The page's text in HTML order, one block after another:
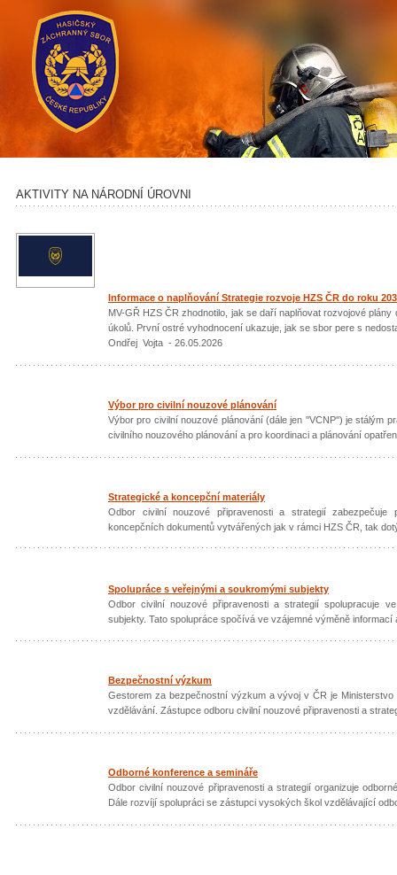
AKTIVITY NA NÁRODNÍ ÚROVNI
Informace o naplňování Strategie rozvoje HZS ČR do roku
MV-GŘ HZS ČR zhodnotilo, jak se daří naplňovat rozvojové
úkolů. První ostré vyhodnocení ukazuje, jak se sbor pere s
Ondřej Vojta - 26.05.2026
Výbor pro civilní nouzové plánování
Výbor pro civilní nouzové plánování (dále jen ''VCNP'') je stálým
civilního nouzového plánování a pro koordinaci a plánování
Strategické a koncepční materiály
Odbor civilní nouzové připravenosti a strategií
koncepčních dokumentů vytvářených jak v rámci HZS ČR, tak
Spolupráce s veřejnými a soukromými subjekty
Odbor civilní nouzové připravenosti a strategií spolupracuje
subjekty. Tato spolupráce spočívá ve vzájemné výměně
Bezpečnostní výzkum
Gestorem za bezpečnostní výzkum a vývoj v ČR je
vzdělávání. Zástupce odboru civilní nouzové připravenosti a
Odborné konference a semináře
Odbor civilní nouzové připravenosti a strategií organizuje
Dále rozvíjí spolupráci se zástupci vysokých škol vzdělávající